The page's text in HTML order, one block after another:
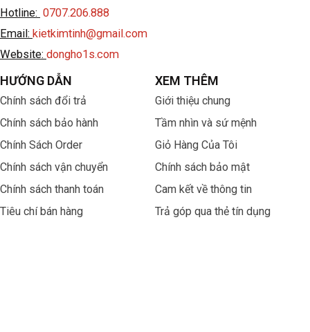
Hotline: 0707.206.888
Email: kietkimtinh@gmail.com
Website: dongho1s.com
HƯỚNG DẪN
Chính sách đổi trả
Chính sách bảo hành
Chính Sách Order
Chính sách vận chuyển
Chính sách thanh toán
Tiêu chí bán hàng
XEM THÊM
Giới thiệu chung
Tầm nhìn và sứ mệnh
Giỏ Hàng Của Tôi
Chính sách bảo mật
Cam kết về thông tin
Trả góp qua thẻ tín dụng